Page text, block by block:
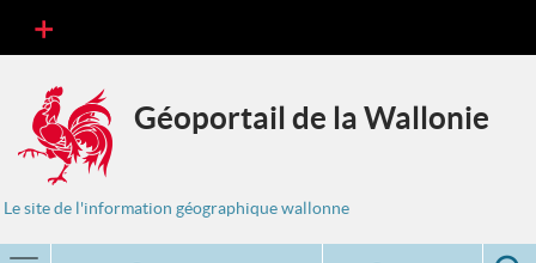
Géoportail de la Wallonie
Le site de l'information géographique wallonne